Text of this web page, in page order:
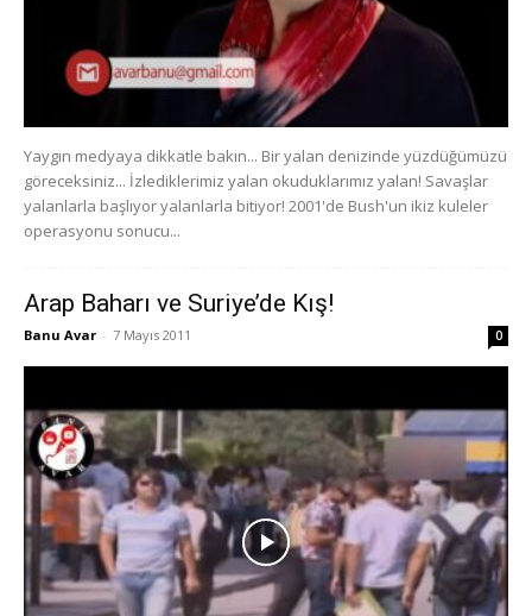
Yaygın medyaya dikkatle bakın... Bir yalan denizinde yüzdüğümüzü
göreceksiniz... İzlediklerimiz yalan okuduklarımız yalan! Savaşlar
yalanlarla başlıyor yalanlarla bitiyor! 2001'de Bush'un ikiz kuleler
operasyonu sonucu...
Arap Baharı ve Suriye’de Kış!
Banu Avar - 7 Mayıs 2011 0